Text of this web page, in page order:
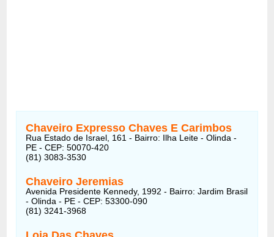
Chaveiro Expresso Chaves E Carimbos
Rua Estado de Israel, 161 - Bairro: Ilha Leite - Olinda -
PE - CEP: 50070-420
(81) 3083-3530
Chaveiro Jeremias
Avenida Presidente Kennedy, 1992 - Bairro: Jardim Brasil
- Olinda - PE - CEP: 53300-090
(81) 3241-3968